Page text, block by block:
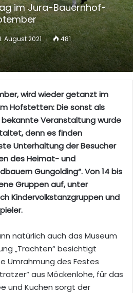
im Jura-Bauernhof-
August 2021
481
wird wieder getanzt im
Hofstetten: Die sonst als
Veranstaltung wurde
denn es finden
Unterhaltung der Besucher
des Heimat- und
Gungolding“. Von 14 bis
Gruppen auf, unter
Kindervolkstanzgruppen und
natürlich auch das Museum
„Trachten“ besichtigt
Umrahmung des Festes
aus Möckenlohe, für das
und Kuchen sorgt der